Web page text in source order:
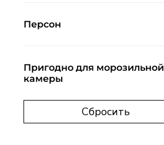
Персон
Пригодно для морозильной
камеры
Сбросить